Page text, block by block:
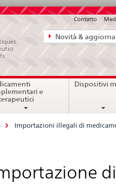
Navigazione
diretta:
aspetti
Novità &
Contatto
e
Dispositivi
Importazioni illegali di